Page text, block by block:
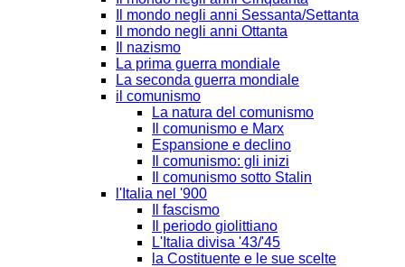
Il mondo negli anni Sessanta/Settanta
Il mondo negli anni Ottanta
Il nazismo
La prima guerra mondiale
La seconda guerra mondiale
il comunismo
La natura del comunismo
Il comunismo e Marx
Espansione e declino
Il comunismo: gli inizi
Il comunismo sotto Stalin
l'Italia nel '900
Il fascismo
Il periodo giolittiano
L'Italia divisa '43/'45
la Costituente e le sue scelte